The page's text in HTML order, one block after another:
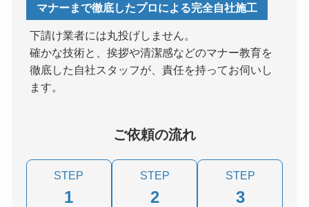
マナーまで徹底したプロによる完全自社施工
下請け業者には丸投げしません。
確かな技術と、挨拶や清潔感などのマナー教育を
徹底した自社スタッフが、責任を持ってお伺いし
ます。
ご依頼の流れ
STEP
1
STEP
2
STEP
3